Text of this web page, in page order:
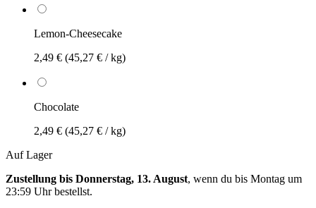
Lemon-Cheesecake
2,49 € (45,27 € / kg)
Chocolate
2,49 € (45,27 € / kg)
Auf Lager
Zustellung bis Donnerstag, 13. August, wenn du bis Montag um
23:59 Uhrbestellst.